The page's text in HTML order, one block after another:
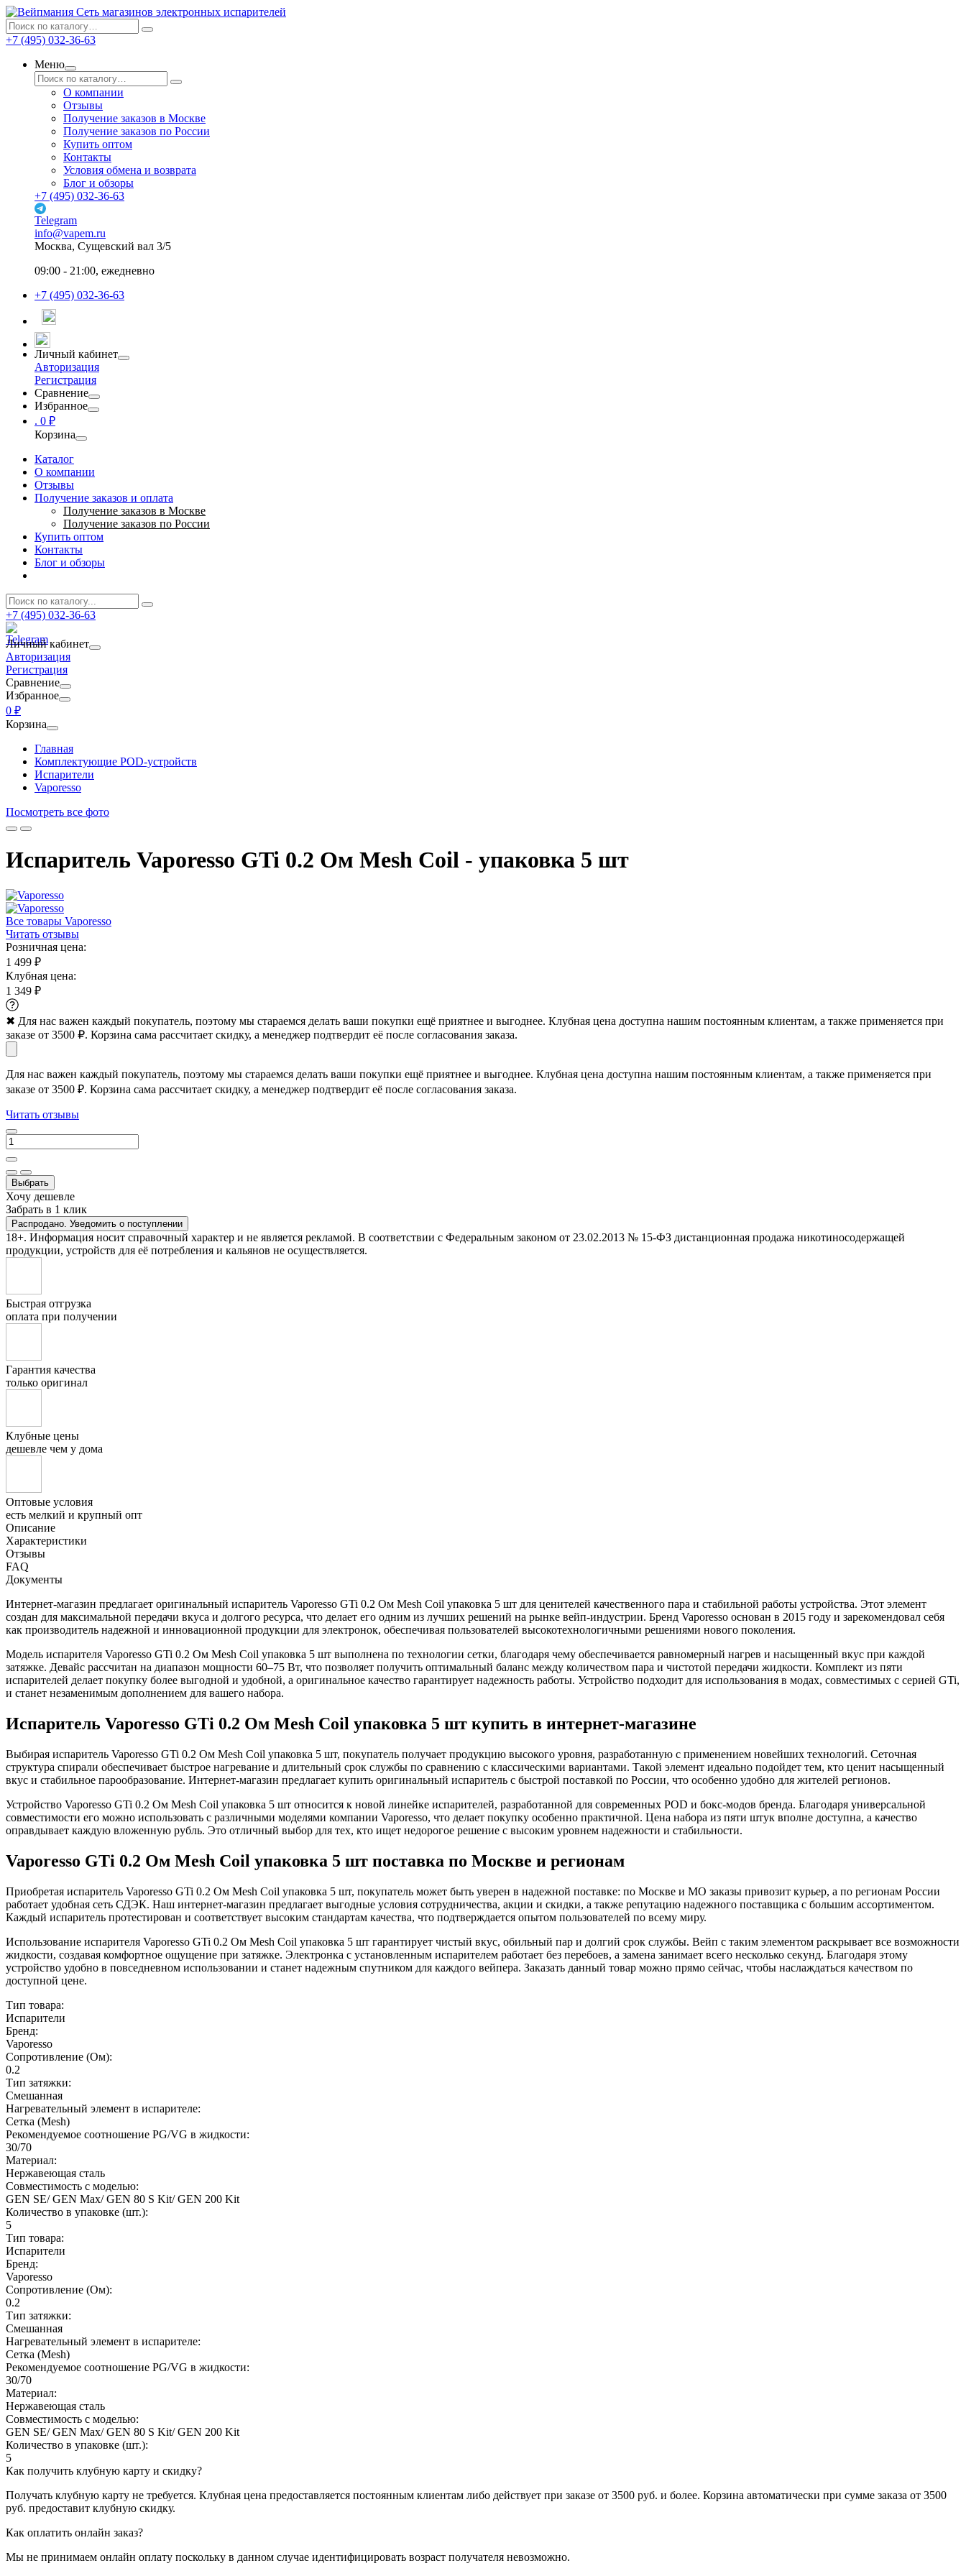
Сеть магазинов электронных испарителей
+7 (495) 032-36-63
Меню
О компании
Отзывы
Получение заказов в Москве
Получение заказов по России
Купить оптом
Контакты
Условия обмена и возврата
Блог и обзоры
+7 (495) 032-36-63
Telegram
info@vapem.ru
Москва, Сущевский вал 3/5
09:00 - 21:00, ежедневно
+7 (495) 032-36-63
Личный кабинет
Авторизация
Регистрация
Сравнение
Избранное
. 0 ₽
Корзина
Каталог
О компании
Отзывы
Получение заказов и оплата
Получение заказов в Москве
Получение заказов по России
Купить оптом
Контакты
Блог и обзоры
+7 (495) 032-36-63
Личный кабинет
Авторизация
Регистрация
Сравнение
Избранное
0 ₽
Корзина
Главная
Комплектующие POD-устройств
Испарители
Vaporesso
Посмотреть все фото
Испаритель Vaporesso GTi 0.2 Ом Mesh Coil - упаковка 5 шт
Все товары Vaporesso
Читать отзывы
Розничная цена:
1 499 ₽
Клубная цена:
1 349 ₽
✖ Для нас важен каждый покупатель, поэтому мы стараемся делать ваши покупки ещё приятнее и выгоднее. Клубная цена доступна нашим постоянным клиентам, а также применяется при
заказе от 3500 ₽. Корзина сама рассчитает скидку, а менеджер подтвердит её после согласования заказа.
Для нас важен каждый покупатель, поэтому мы стараемся делать ваши покупки ещё приятнее и выгоднее. Клубная цена доступна нашим постоянным клиентам, а также применяется при
заказе от 3500 ₽. Корзина сама рассчитает скидку, а менеджер подтвердит её после согласования заказа.
Читать отзывы
Выбрать
Хочу дешевле
Забрать в 1 клик
Распродано. Уведомить о поступлении
18+. Информация носит справочный характер и не является рекламой. В соответствии с Федеральным законом от 23.02.2013 № 15-ФЗ дистанционная продажа никотиносодержащей
продукции, устройств для её потребления и кальянов не осуществляется.
Быстрая отгрузка
оплата при получении
Гарантия качества
только оригинал
Клубные цены
дешевле чем у дома
Оптовые условия
есть мелкий и крупный опт
Описание
Характеристики
Отзывы
FAQ
Документы
Интернет-магазин предлагает оригинальный испаритель Vaporesso GTi 0.2 Ом Mesh Coil упаковка 5 шт для ценителей качественного пара и стабильной работы устройства. Этот элемент
создан для максимальной передачи вкуса и долгого ресурса, что делает его одним из лучших решений на рынке вейп-индустрии. Бренд Vaporesso основан в 2015 году и зарекомендовал себя
как производитель надежной и инновационной продукции для электронок, обеспечивая пользователей высокотехнологичными решениями нового поколения.
Модель испарителя Vaporesso GTi 0.2 Ом Mesh Coil упаковка 5 шт выполнена по технологии сетки, благодаря чему обеспечивается равномерный нагрев и насыщенный вкус при каждой
затяжке. Девайс рассчитан на диапазон мощности 60–75 Вт, что позволяет получить оптимальный баланс между количеством пара и чистотой передачи жидкости. Комплект из пяти
испарителей делает покупку более выгодной и удобной, а оригинальное качество гарантирует надежность работы. Устройство подходит для использования в модах, совместимых с серией GTi,
и станет незаменимым дополнением для вашего набора.
Испаритель Vaporesso GTi 0.2 Ом Mesh Coil упаковка 5 шт купить в интернет-магазине
Выбирая испаритель Vaporesso GTi 0.2 Ом Mesh Coil упаковка 5 шт, покупатель получает продукцию высокого уровня, разработанную с применением новейших технологий. Сеточная
структура спирали обеспечивает быстрое нагревание и длительный срок службы по сравнению с классическими вариантами. Такой элемент идеально подойдет тем, кто ценит насыщенный
вкус и стабильное парообразование. Интернет-магазин предлагает купить оригинальный испаритель с быстрой поставкой по России, что особенно удобно для жителей регионов.
Устройство Vaporesso GTi 0.2 Ом Mesh Coil упаковка 5 шт относится к новой линейке испарителей, разработанной для современных POD и бокс-модов бренда. Благодаря универсальной
совместимости его можно использовать с различными моделями компании Vaporesso, что делает покупку особенно практичной. Цена набора из пяти штук вполне доступна, а качество
оправдывает каждую вложенную рубль. Это отличный выбор для тех, кто ищет недорогое решение с высоким уровнем надежности и стабильности.
Vaporesso GTi 0.2 Ом Mesh Coil упаковка 5 шт поставка по Москве и регионам
Приобретая испаритель Vaporesso GTi 0.2 Ом Mesh Coil упаковка 5 шт, покупатель может быть уверен в надежной поставке: по Москве и МО заказы привозит курьер, а по регионам России
работает удобная сеть СДЭК. Наш интернет-магазин предлагает выгодные условия сотрудничества, акции и скидки, а также репутацию надежного поставщика с большим ассортиментом.
Каждый испаритель протестирован и соответствует высоким стандартам качества, что подтверждается опытом пользователей по всему миру.
Использование испарителя Vaporesso GTi 0.2 Ом Mesh Coil упаковка 5 шт гарантирует чистый вкус, обильный пар и долгий срок службы. Вейп с таким элементом раскрывает все возможности
жидкости, создавая комфортное ощущение при затяжке. Электронка с установленным испарителем работает без перебоев, а замена занимает всего несколько секунд. Благодаря этому
устройство удобно в повседневном использовании и станет надежным спутником для каждого вейпера. Заказать данный товар можно прямо сейчас, чтобы наслаждаться качеством по
доступной цене.
Тип товара:
Испарители
Бренд:
Vaporesso
Сопротивление (Ом):
0.2
Тип затяжки:
Смешанная
Нагревательный элемент в испарителе:
Сетка (Mesh)
Рекомендуемое соотношение PG/VG в жидкости:
30/70
Материал:
Нержавеющая сталь
Совместимость с моделью:
GEN SE/ GEN Max/ GEN 80 S Kit/ GEN 200 Kit
Количество в упаковке (шт.):
5
Тип товара:
Испарители
Бренд:
Vaporesso
Сопротивление (Ом):
0.2
Тип затяжки:
Смешанная
Нагревательный элемент в испарителе:
Сетка (Mesh)
Рекомендуемое соотношение PG/VG в жидкости:
30/70
Материал:
Нержавеющая сталь
Совместимость с моделью:
GEN SE/ GEN Max/ GEN 80 S Kit/ GEN 200 Kit
Количество в упаковке (шт.):
5
Как получить клубную карту и скидку?
Получать клубную карту не требуется. Клубная цена предоставляется постоянным клиентам либо действует при заказе от 3500 руб. и более. Корзина автоматически при сумме заказа от 3500
руб. предоставит клубную скидку.
Как оплатить онлайн заказ?
Мы не принимаем онлайн оплату поскольку в данном случае идентифицировать возраст получателя невозможно.